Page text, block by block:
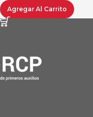
Agregar Al Carrito